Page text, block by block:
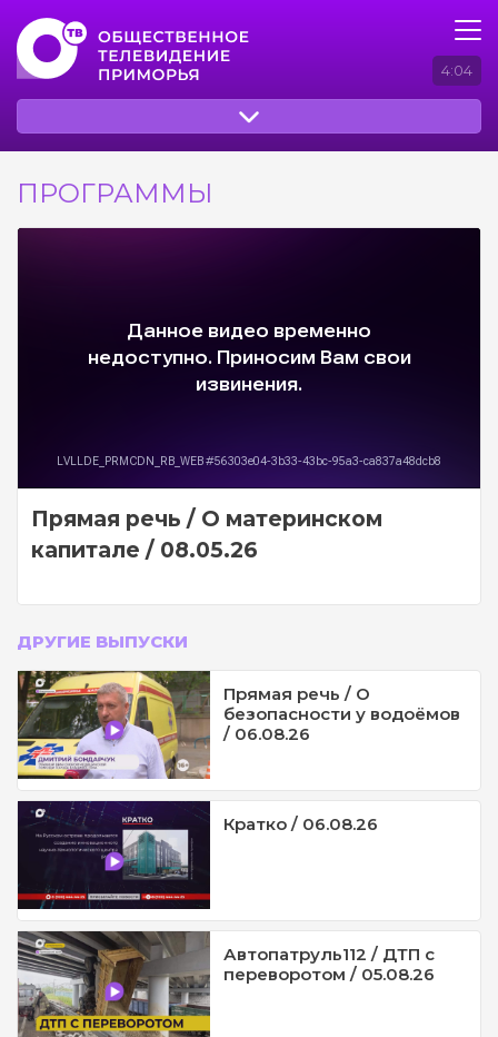
4:04
ПРОГРАММЫ
Прямая речь / О материнском
капитале / 08.05.26
ДРУГИЕ ВЫПУСКИ
Прямая речь / О
безопасности у водоёмов
/ 06.08.26
Кратко / 06.08.26
Автопатруль112 / ДТП с
переворотом / 05.08.26